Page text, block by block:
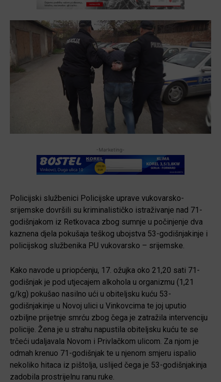
-Marketing-
Policijski službenici Policijske uprave vukovarsko-
srijemske dovršili su kriminalističko istraživanje nad 71-
godišnjakom iz Retkovaca zbog sumnje u počinjenje dva
kaznena djela pokušaja teškog ubojstva 53-godišnjakinje i
policijskog službenika PU vukovarsko – srijemske.
Kako navode u priopćenju, 17. ožujka oko 21,20 sati 71-
godišnjak je pod utjecajem alkohola u organizmu (1,21
g/kg) pokušao nasilno ući u obiteljsku kuću 53-
godišnjakinje u Novoj ulici u Vinkovcima te joj uputio
ozbiljne prijetnje smrću zbog čega je zatražila intervenciju
policije. Žena je u strahu napustila obiteljsku kuću te se
trčeći udaljavala Novom i Privlačkom ulicom. Za njom je
odmah krenuo 71-godišnjak te u njenom smjeru ispalio
nekoliko hitaca iz pištolja, uslijed čega je 53-godišnjakinja
zadobila prostrijelnu ranu ruke.